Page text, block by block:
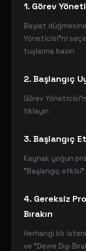
1. Görev
Başlat
Yöneticisi"ni
tuşlarına basın
2. Başlangıç
Görev
tıklayın
3. Başlangıç
Kaynak yoğun
"Başlangıç
4. Gereksiz
Bırakın
Herhangi bir
ve "Devre Dışı